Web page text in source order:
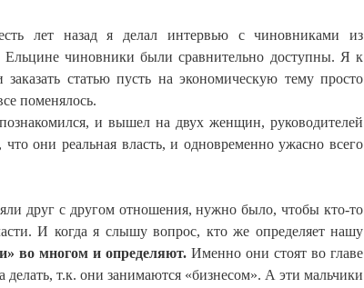
лет назад я делал интервью с чиновниками из
Ельцине чиновники были сравнительно доступны. Я к
статью пусть на экономическую тему просто
поменялось.
и вышел на двух женщин, руководителей
они реальная власть, и одновременно ужасно всего
друг с другом отношения, нужно было, чтобы кто-то
И когда я слышу вопрос, кто же определяет нашу
во многом и определяют. Именно они стоят во главе
делать, т.к. они занимаются «бизнесом». А эти мальчики